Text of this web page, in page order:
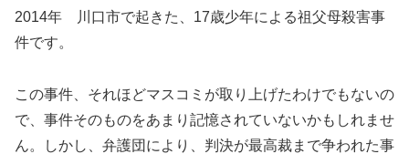
2014年 川口市で起きた、17歳少年による祖父母殺害事
件です。
この事件、それほどマスコミが取り上げたわけでもないの
で、事件そのものをあまり記憶されていないかもしれませ
ん。しかし、弁護団により、判決が最高裁まで争われた事